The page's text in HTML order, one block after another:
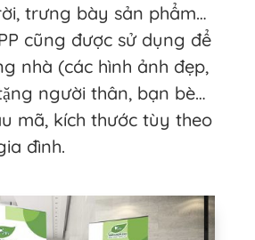
trưng bày sản phẩm…
cũng được sử dụng để
nhà (các hình ảnh đẹp,
người thân, bạn bè…
mã, kích thước tùy theo
đình.